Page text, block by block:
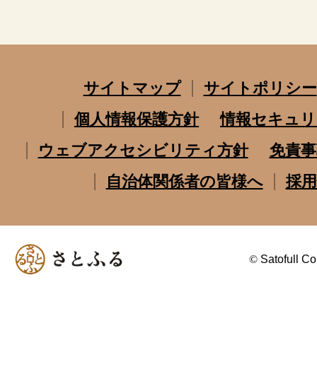
サイトマップ
サイトポリシー
個人情報保護方針
情報セキュ
ウェブアクセシビリティ方針
免責
自治体関係者の皆様へ
採
© Satofull